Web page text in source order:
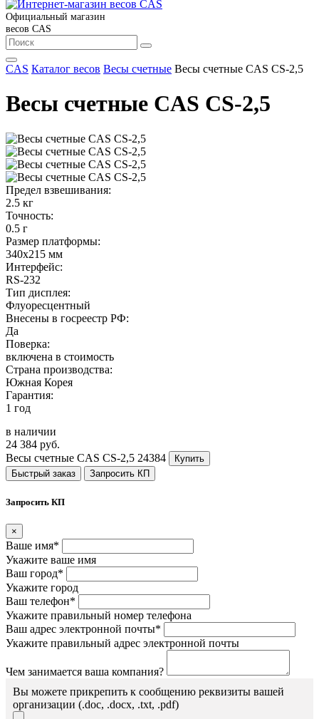
Официальный магазин
весов CAS
CAS Каталог весов Весы счетные Весы счетные CAS CS-2,5
Весы счетные CAS CS-2,5
Предел взвешивания:
2.5 кг
Точность:
0.5 г
Размер платформы:
340x215 мм
Интерфейс:
RS-232
Тип дисплея:
Флуоресцентный
Внесены в госреестр РФ:
Да
Поверка:
включена в стоимость
Страна производства:
Южная Корея
Гарантия:
1 год
в наличии
24 384 руб.
Весы счетные CAS CS-2,5 24384
Купить
Быстрый заказ
Запросить КП
Запросить КП
×
Ваше имя*
Укажите ваше имя
Ваш город*
Укажите город
Ваш телефон*
Укажите правильный номер телефона
Ваш адрес электронной почты*
Укажите правильный адрес электронной почты
Чем занимается ваша компания?
Вы можете прикрепить к сообщению реквизиты вашей
организации (.doc, .docx, .txt, .pdf)